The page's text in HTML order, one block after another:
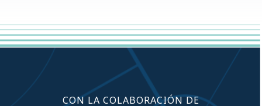
CON LA COLABORACIÓN DE